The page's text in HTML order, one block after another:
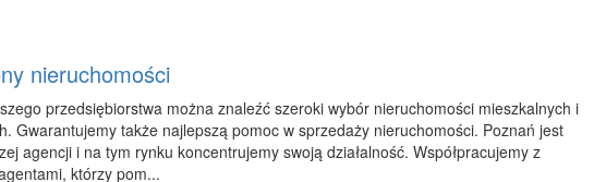
nieruchomości
przedsiębiorstwa można znaleźć szeroki wybór nieruchomości mieszkalnych i
Gwarantujemy także najlepszą pomoc w sprzedaży nieruchomości. Poznań jest
agencji i na tym rynku koncentrujemy swoją działalność. Współpracujemy z
którzy pom...